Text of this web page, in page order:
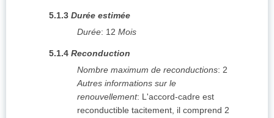
5.1.3 Durée estimée
Durée: 12 Mois
5.1.4 Reconduction
Nombre maximum de reconductions: 2
Autres informations sur le
renouvellement: L'accord-cadre est
reconductible tacitement, il comprend 2